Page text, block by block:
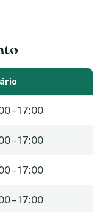
– 17:00
– 17:00
– 17:00
– 17:00